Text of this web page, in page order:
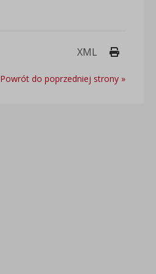
XML Drukuj
Powrót do poprzedniej strony »